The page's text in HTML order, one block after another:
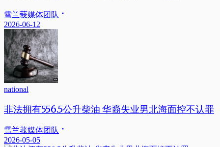
雪兰莪媒体团队
2026-06-12
national
非法拥有556.5公升柴油 华裔失业男北海面控不认罪
雪兰莪媒体团队
2026-05-05